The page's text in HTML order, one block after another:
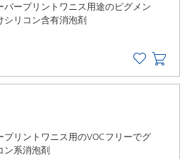
ープリントワニス用途のピグメン
シリコン含有消泡剤
リントワニス用のVOCフリーでグ
ン系消泡剤